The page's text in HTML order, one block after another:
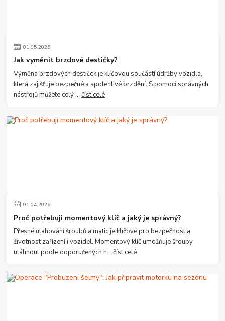
01.05.2026
Jak vyměnit brzdové destičky?
Výměna brzdových destiček je klíčovou součástí údržby vozidla,
která zajišťuje bezpečné a spolehlivé brzdění. S pomocí správných
nástrojů můžete celý ...číst celé
01.04.2026
Proč potřebuji momentový klíč a jaký je správný?
Přesné utahování šroubů a matic je klíčové pro bezpečnost a
životnost zařízení i vozidel. Momentový klíč umožňuje šrouby
utáhnout podle doporučených h...číst celé